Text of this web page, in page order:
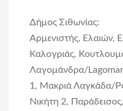
Δήμος Σιθωνίας:
Αρμενιστής, Ελαιών,
Καλογριάς,
Λαγομάνδρα/
1, Μακριά Λαγκάδα/
Νικήτη 2,